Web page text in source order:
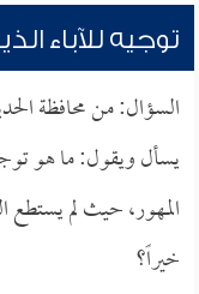
توجيه للآباء
السؤال: من محافظة
يسأل ويقول: ما هو
المهور، حيث لم يستطع
خيراً؟